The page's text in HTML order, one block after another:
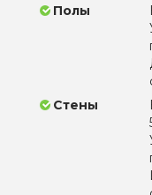
Полы
Стены